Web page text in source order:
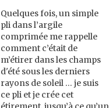
Quelques fois, un simple
pli dans l’argile
comprimée me rappelle
comment c’était de
m’étirer dans les champs
d'été sous les derniers
rayons de soleil … je suis
ce pli et je crée cet